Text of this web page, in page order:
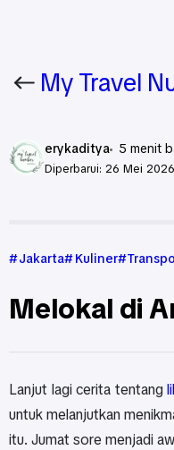
My Travel
erykaditya 5 menit
Diperbarui: 26 Mei 2026
Jakarta Kuliner
Melokal di
Lanjut lagi cerita tentang
untuk melanjutkan
itu. Jumat sore menjadi